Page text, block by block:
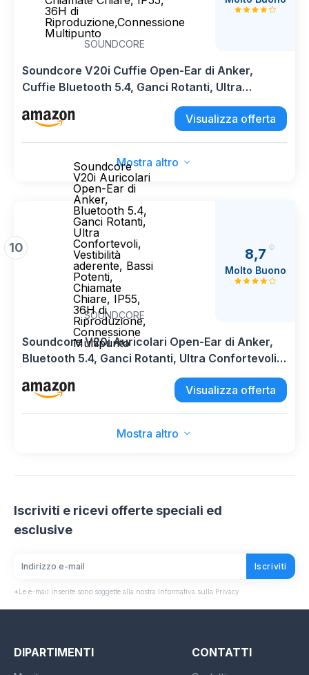
36H di
Riproduzione,Connessione
Multipunto
SOUNDCORE
Soundcore V20i Cuffie Open-Ear di Anker,
Cuffie Bluetooth 5.4, Ganci Rotanti, Ultra
Confortevoli, Vestibilità Aderente, Bassi Potenti,
Chiamate Chiare, IP55, 36H di Visualizza offerta
Mostra altro
10
Soundcore
V20i Auricolari
Open-Ear di
Anker,
Bluetooth 5.4,
Ganci Rotanti,
Ultra
Confortevoli,
Vestibilità
aderente, Bassi
Potenti,
Chiamate
Chiare, IP55,
36H di
Riproduzione,
Connessione
Multipunto
SOUNDCORE
8,7
Molto Buono
Soundcore V20i Auricolari Open-Ear di Anker,
Bluetooth 5.4, Ganci Rotanti, Ultra Confortevoli,
Vestibilità aderente, Bassi Potenti, Chiamate
Chiare, IP55, 36H di Riproduzione, Connessione
Visualizza offerta
Mostra altro
Iscriviti e ricevi offerte speciali ed
esclusive
Iscriviti
*Le e-mail inserite sono soggette alla nostra Informativa sulla Privacy
DIPARTIMENTI CONTATTI